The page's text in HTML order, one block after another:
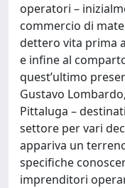
operatori –
commercio di
dettero vita prima
e infine al
quest’ultimo
Gustavo
Pittaluga –
settore per vari
appariva un
specifiche
imprenditori